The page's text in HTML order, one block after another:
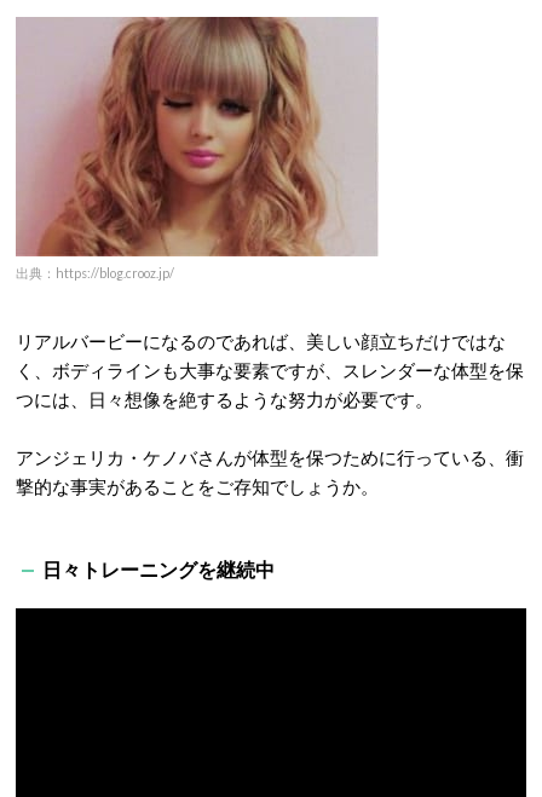
出典：https://blog.crooz.jp/
リアルバービーになるのであれば、美しい顔立ちだけではな
く、ボディラインも大事な要素ですが、スレンダーな体型を保
つには、日々想像を絶するような努力が必要です。
アンジェリカ・ケノバさんが体型を保つために行っている、衝
撃的な事実があることをご存知でしょうか。
日々トレーニングを継続中